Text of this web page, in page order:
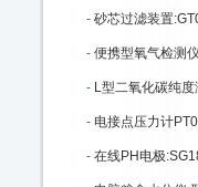
- 砂芯过滤装置:GT01-500ML
- 便携型氧气检测仪NBH8-O2库
- L型二氧化碳纯度测定仪
- 电接点压力计PT01-YXC100-
- 在线PH电极:SG18-EC-